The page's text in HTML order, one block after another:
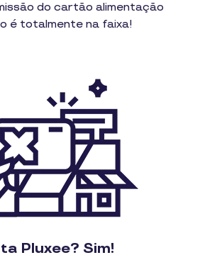
do cartão alimentação
é totalmente na faixa!
Pluxee? Sim!